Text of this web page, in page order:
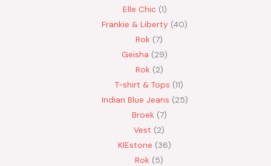
Elle Chic 1
Frankie & Liberty 40
Rok 7
Geisha
29
Rok 2
T-shirt & Tops 11
Indian Blue Jeans 25
Broek 7
Vest
2
KIEstone
36
Rok
5